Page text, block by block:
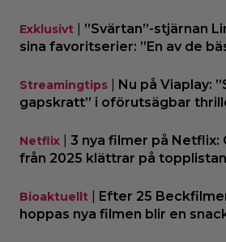
Exklusivt
”Svärtan”-stjärnan
sina favoritserier: ”En av de
Streamingtips
Nu på Viaplay:
gapskratt” i oförutsägbar
Netflix
3 nya filmer på Netflix:
från 2025 klättrar på topplistan
Bioaktuellt
Efter 25
hoppas nya filmen blir en